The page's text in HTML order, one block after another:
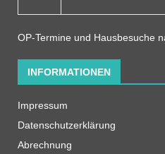
OP-Termine und Hausbesuche
INFORMATIONEN
Impressum
Datenschutzerklärung
Abrechnung